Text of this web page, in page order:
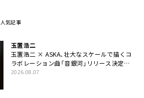
人気記事
玉置浩二
玉置浩二 × ASKA、壮大なスケールで描くコ
ラボレーション曲「音銀河」リリース決定。
カップリングには新曲「命の宿り」収録も
2026.08.07